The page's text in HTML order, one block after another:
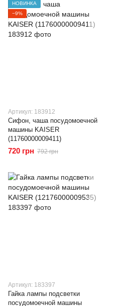
НОВИНКА
−9%
Артикул: 183912
Сифон, чаша посудомоечной
машины KAISER
(11760000009411)
720 грн 792 грн
Артикул: 183397
Гайка лампы подсветки
посудомоечной машины